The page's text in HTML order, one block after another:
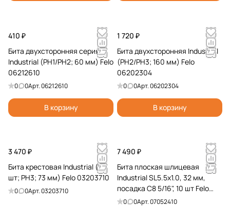
410 ₽
Бита двухсторонняя серия
Industrial (PH1/PH2; 60 мм) Felo
06212610
0 0Арт.06212610
В корзину
1 720 ₽
Бита двухсторонняя Industrial
(PH2/PH3; 160 мм) Felo
06202304
0 0Арт.06202304
В корзину
3 470 ₽
Бита крестовая Industrial (5
шт; PH3; 73 мм) Felo 03203710
0 0Арт.03203710
7 490 ₽
Бита плоская шлицевая
Industrial SL5.5x1.0, 32 мм,
посадка С8 5/16", 10 шт Felo
07052410
0 0Арт.07052410